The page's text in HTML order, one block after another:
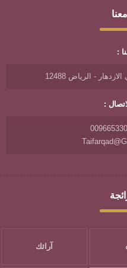
:
- الرياض 12488
:
آرائك